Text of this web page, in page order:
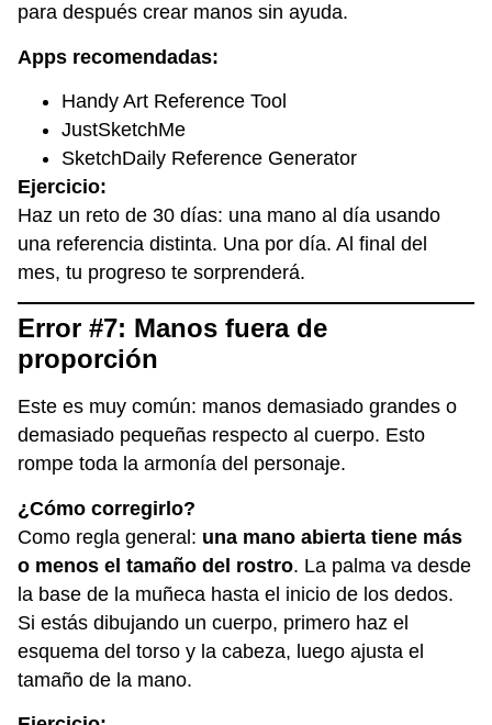
para después crear manos sin ayuda.
Apps recomendadas:
Handy Art Reference Tool
JustSketchMe
SketchDaily Reference Generator
Ejercicio:
Haz un reto de 30 días: una mano al día usando
una referencia distinta. Una por día. Al final del
mes, tu progreso te sorprenderá.
Error #7: Manos fuera de
proporción
Este es muy común: manos demasiado grandes o
demasiado pequeñas respecto al cuerpo. Esto
rompe toda la armonía del personaje.
¿Cómo corregirlo?
Como regla general: una mano abierta tiene más
o menos el tamaño del rostro. La palma va desde
la base de la muñeca hasta el inicio de los dedos.
Si estás dibujando un cuerpo, primero haz el
esquema del torso y la cabeza, luego ajusta el
tamaño de la mano.